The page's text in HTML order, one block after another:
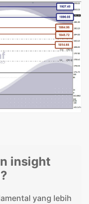
insight
yang lebih